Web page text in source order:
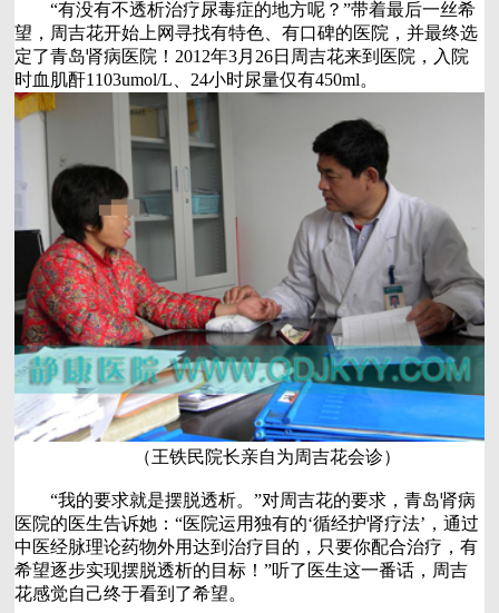
“有没有不透析治疗尿毒症的地方呢？”带着最后一丝希
望，周吉花开始上网寻找有特色、有口碑的医院，并最终选
定了青岛肾病医院！2012年3月26日周吉花来到医院，入院
时血肌酐1103umol/L、24小时尿量仅有450ml。
（王铁民院长亲自为周吉花会诊）
“我的要求就是摆脱透析。”对周吉花的要求，青岛肾病
医院的医生告诉她：“医院运用独有的‘循经护肾疗法’，通过
中医经脉理论药物外用达到治疗目的，只要你配合治疗，有
希望逐步实现摆脱透析的目标！”听了医生这一番话，周吉
花感觉自己终于看到了希望。